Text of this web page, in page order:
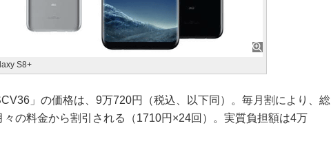
S8+
」の価格は、9万720円（税込、以下同）。毎月割により、総
々の料金から割引される（1710円×24回）。実質負担額は4万